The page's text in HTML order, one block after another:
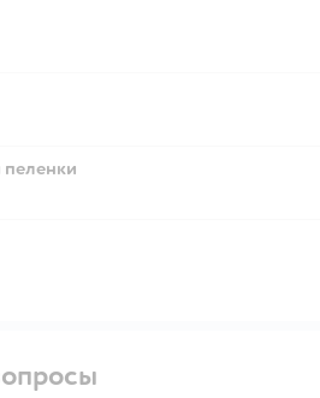
пеленки